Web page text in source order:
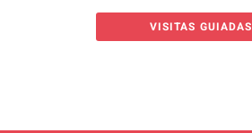
VISITAS GUIADAS